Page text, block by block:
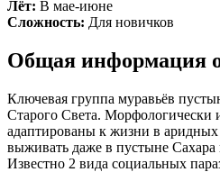
Лёт: В мае-июне
Сложность: Для новичков
Общая информация
Ключевая группа муравьёв
Старого Света. Морфологически
адаптированы к жизни в аридных
выживать даже в пустыне Сахара
Известно 2 вида социальных